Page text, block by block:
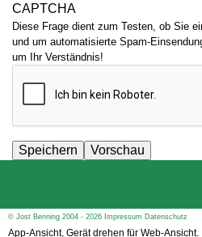
CAPTCHA
Diese Frage dient zum Testen, ob Sie
und um automatisierte Spam-
um Ihr Verständnis!
© Jost Benning 2004 - 2026 Impressum Datenschutz
App-Ansicht, Gerät drehen für Web-Ansicht.